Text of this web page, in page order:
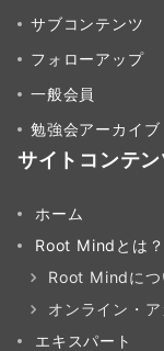
サブコンテンツ
フォローアップ
一般会員
勉強会アーカイブ
サイトコンテン
ホーム
Root Mindとは？
Root Mindにつ
オンライン・
エキスパート